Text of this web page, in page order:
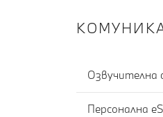
Озвучителна
Персонална